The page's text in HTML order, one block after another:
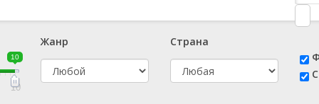
👨‍✈️ Военный
🕵️‍♂️ Детектив
10
10
Жанр
Страна